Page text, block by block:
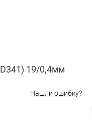
19/0,4мм
Нашли ошибку?